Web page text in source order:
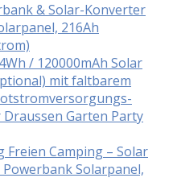
& Solar-Konverter
216Ah
/ 120000mAh Solar
mit faltbarem
Garten Party
Camping – Solar
Solarpanel,